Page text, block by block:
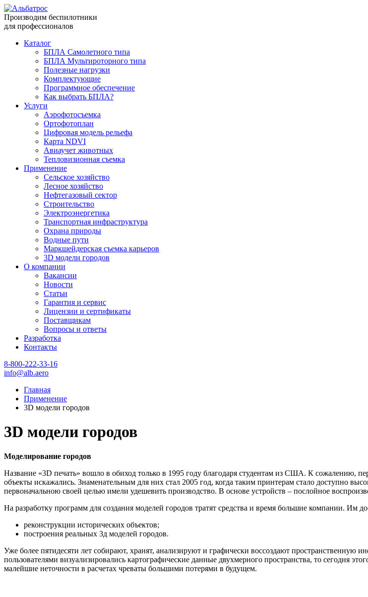
Производим беспилотники
для профессионалов
Каталог
БПЛА Самолетного типа
БПЛА Мультироторного типа
Полезные нагрузки
Комплектующие
Программное обеспечение
Как выбрать БПЛА?
Услуги
Аэрофотосъемка
Ортофотоплан
Цифровая модель рельефа
Карта NDVI
Авиаучет животных
Тепловизионная съемка
Применение
Сельское хозяйство
Лесное хозяйство
Нефтегазовый сектор
Строительство
Электроэнергетика
Транспортная инфраструктура
Охрана природы
Водные пути
Маркшейдерская съемка карьеров
3D модели городов
О компании
Вакансии
Новости
Статьи
Гарантия и сервис
Лицензии и сертификаты
Поставщикам
Вопросы и ответы
Разработка
Контакты
8-800-222-33-16
info@alb.aero
Главная
Применение
3D модели городов
3D модели городов
Моделирование городов
Название «3D печать» вошло в обиход только в 1995 году благодаря студентам из США. К сожалению,
объекты искажались. Знаменательным для них стал 2005 год, когда таким принтерам стало доступно
первоначальною своей целью имели удешевить производство. В основе устройств – послойное
На разработку программ для создания моделей городов тратят средства и время большие компании. Им
реконструкции исторических объектов;
построения реальных 3д моделей городов.
Уже более пятидесяти лет собирают, хранят, анализируют и графически воссоздают
пользователями визуализировались картографические данные двухмерного пространства, то сегодня
малейшие неточности в расчетах чреваты большими потерями в будущем.